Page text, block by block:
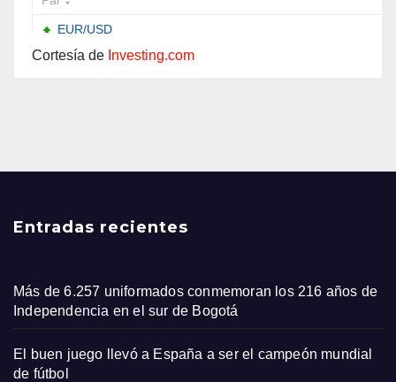
Cortesía de Investing.com
Entradas recientes
Más de 6.257 uniformados conmemoran los 216 años de
Independencia en el sur de Bogotá
El buen juego llevó a España a ser el campeón mundial
de fútbol